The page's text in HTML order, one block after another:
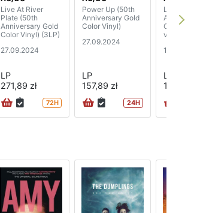
Live At River
Plate (50th
Anniversary Gold
Color Vinyl) (3LP)
27.09.2024
LP
271,89 zł
72H
Power Up (50th
Anniversary Gold
Color Vinyl)
27.09.2024
LP
157,89 zł
24H
Live At
Arena,
October
vinyl)
LP
100,89